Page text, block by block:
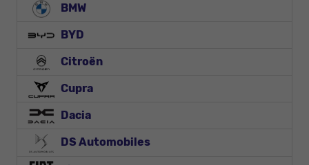
BMW
BYD
Citroën
Cupra
Dacia
DS Automobiles